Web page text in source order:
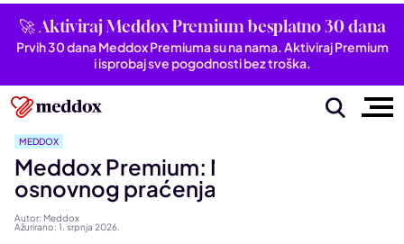
🚀 Aktiviraj Meddox Premium besplatno 30 dana
Prvih 30 dana Meddox Premiuma su na nama. Aktiviraj Premium
i isprobaj sve pogodnosti bez troška.
MEDDOX
Meddox Premium: Mnogo više od
osnovnog praćenja zdravlja
Autor: Meddox
Ažurirano: 1. srpnja 2026.